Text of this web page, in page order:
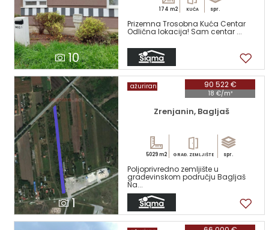
10
174 m2 KUĆA spr.
Prizemna Trosobna Kuća Centar
Odlična lokacija! Sam centar ...
1
90 522 €
18 €/m²
ažuriran
Zrenjanin, Bagljaš
5029 m2 GRAĐ. ZEMLJIŠTE spr.
Poljoprivredno zemljište u
građevinskom području Bagljaš
Na...